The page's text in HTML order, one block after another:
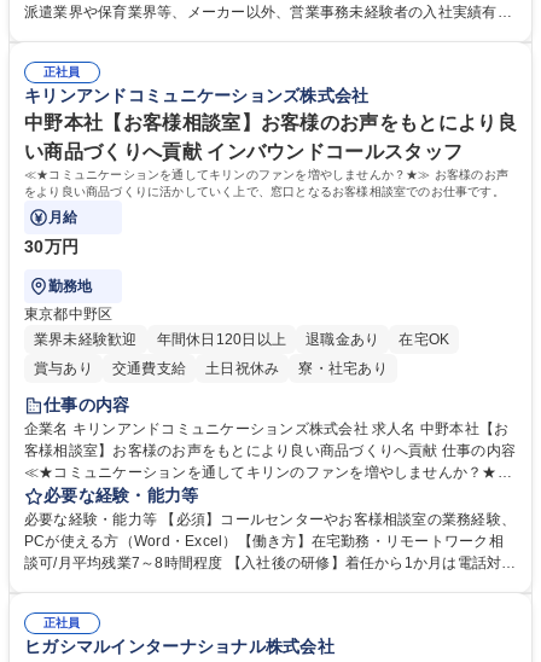
れているため、スムーズに仕事に慣れることができる環境です。また、
募集職種 【大阪・京都・滋賀】営業事務 ※未経験可
派遣業界や保育業界等、メーカー以外、営業事務未経験者の入社実績有
えて、お客様や社員の状況に合わせ、能動的なサポート、改善の動きも期
待され。組織を支えるスペシャリストとして、チームに貢献し、結果的に
社員から頼られる存在になることができます。平均19:30の退勤以降の業
務の持ち帰りも禁止されており、メリハリのある働き方となります。 学
歴・資格 学歴：大学院 大学 高専 短大 語学力： 資格：
正社員
キリンアンドコミュニケーションズ株式会社
中野本社【お客様相談室】お客様のお声をもとにより良
い商品づくりへ貢献 インバウンドコールスタッフ
≪★コミュニケーションを通してキリンのファンを増やしませんか？★≫ お客様のお声
をより良い商品づくりに活かしていく上で、窓口となるお客様相談室でのお仕事です。
月給
30万円
勤務地
東京都中野区
業界未経験歓迎
年間休日120日以上 退職金あり
在宅OK
賞与あり
交通費支給 土日祝休み 寮・社宅あり
仕事の内容
企業名 キリンアンドコミュニケーションズ株式会社 求人名 中野本社【お
客様相談室】お客様のお声をもとにより良い商品づくりへ貢献 仕事の内容
≪★コミュニケーションを通してキリンのファンを増やしませんか？★≫
お客様のお声をより良い商品づくりに活かしていく上で、窓口となるお客
様相談室でのお仕事です。 日々お客様からいただくキリングループへのご
意見を、企業活動に活かしています。お客様からの声に迅速かつ誠意をも
って対応、情報提供するとともにグループ内活動に反映しています。 【具
平均100件前後■メール・手紙：同上40件前後 募集職種 中野本社【お客様
相談室】お客様のお声をもとにより良い商品づくりへ貢献
必要な経験・能力等
必要な経験・能力等 【必須】コールセンターやお客様相談室の業務経験、
PCが使える方（Word・Excel）【働き方】在宅勤務・リモートワーク相
談可/月平均残業7～8時間程度 【入社後の研修】着任から1か月は電話対応
すのでご安心ください。 【当社について】キリングループの広報機能を担
う会社として、お客様との出会いを大切にし、磨き上げたホスピタリティ
正社員
ヒガシマルインターナショナル株式会社